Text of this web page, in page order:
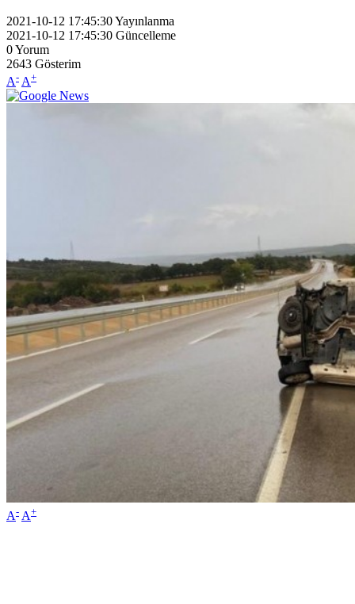
2021-10-12 17:45:30Yayınlanma
2021-10-12 17:45:30 Güncelleme
0Yorum
2643 Gösterim
A- A+
A- A+